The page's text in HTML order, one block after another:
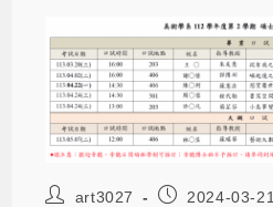
art3027 2024-03-21